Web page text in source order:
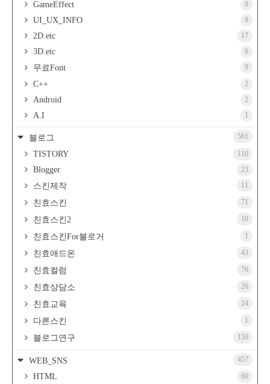
GameEffect 9
UI_UX_INFO 9
2D.etc 17
3D.etc 6
무료Font 9
C++ 2
Android 2
A.I 1
블로그 561
TISTORY 116
Blogger 23
스킨제작 11
친효스킨 71
친효스킨2 10
친효스킨For블로거 1
친효애드온 43
친효컬럼 76
친효상담소 26
친효교육 24
다른스킨 1
블로그연구 159
WEB_SNS 457
HTML 60